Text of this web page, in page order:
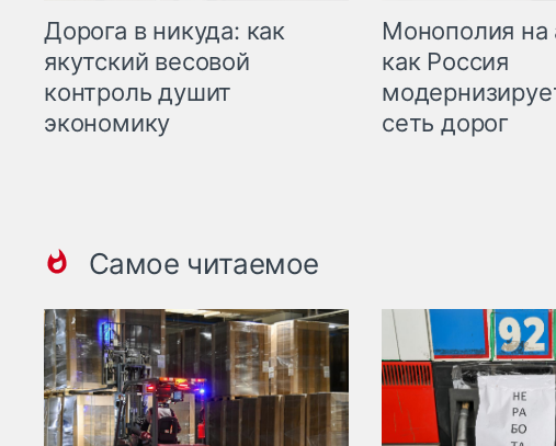
Дорога в никуда: как
якутский весовой
контроль душит
экономику
Монополия на
как Россия
сеть дорог
Самое читаемое